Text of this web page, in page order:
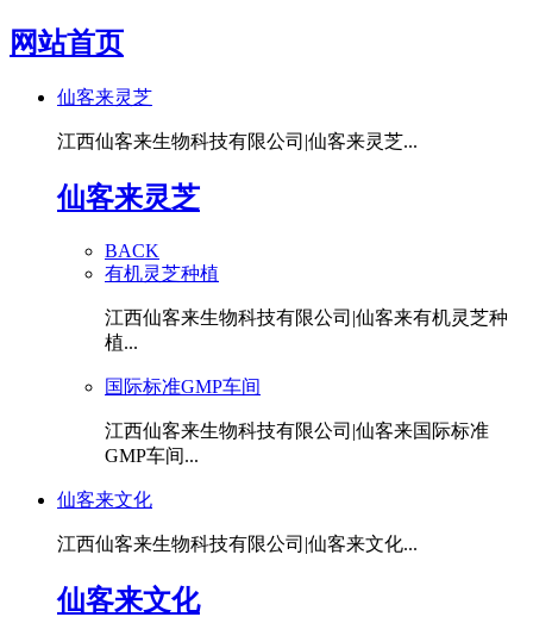
网站首页
仙客来灵芝
江西仙客来生物科技有限公司|仙客来灵芝...
仙客来灵芝
BACK
有机灵芝种植
江西仙客来生物科技有限公司|仙客来有机灵芝种
植...
国际标准GMP车间
江西仙客来生物科技有限公司|仙客来国际标准
GMP车间...
仙客来文化
江西仙客来生物科技有限公司|仙客来文化...
仙客来文化